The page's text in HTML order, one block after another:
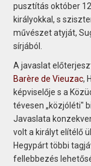
pusztítás október
királyokkal, s
művészet atyját,
sírjából.
A javaslat
Barère de Vieuzac,
képviselője s a
tévesen „közjóléti"
Javaslata
volt a királyt elítélő
Hegypárt többi
fellebbezés